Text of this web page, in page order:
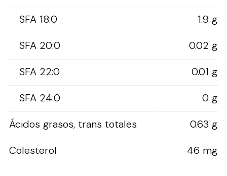
SFA 18:0
1.9 g
SFA 20:0
0.02 g
SFA 22:0
0.01 g
SFA 24:0
0 g
Ácidos grasos, trans totales
0.63 g
Colesterol
46 mg